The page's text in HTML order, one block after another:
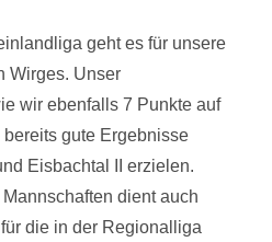
geht es für unsere
Wirges. Unser
wir ebenfalls 7 Punkte auf
gute Ergebnisse
Eisbachtal II erzielen.
dient auch
die in der Regionalliga